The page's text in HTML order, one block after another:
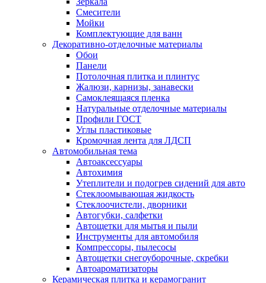
Смесители
Мойки
Комплектующие для ванн
Декоративно-отделочные материалы
Обои
Панели
Потолочная плитка и плинтус
Жалюзи, карнизы, занавески
Самоклеящаяся пленка
Натуральные отделочные материалы
Профили ГОСТ
Углы пластиковые
Кромочная лента для ЛДСП
Автомобильная тема
Автоаксессуары
Автохимия
Утеплители и подогрев сидений для авто
Стеклоомывающая жидкость
Стеклоочистели, дворники
Автогубки, салфетки
Автощетки для мытья и пыли
Инструменты для автомобиля
Компрессоры, пылесосы
Автощетки снегоуборочные, скребки
Автоароматизаторы
Керамическая плитка и керамогранит